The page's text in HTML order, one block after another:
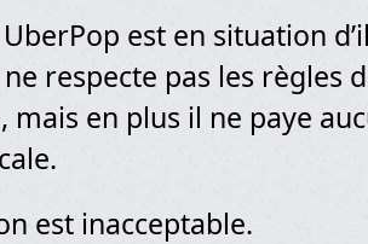
est en situation
respecte pas les règles
mais en plus il ne paye
est inacceptable.